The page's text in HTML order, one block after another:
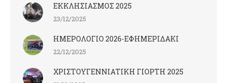
ΕΚΚΛΗΣΙΑΣΜΟΣ 2025
23/12/2025
ΗΜΕΡΟΛΟΓΙΟ 2026-ΕΦΗΜΕΡΙΔΑΚΙ
22/12/2025
ΧΡΙΣΤΟΥΓΕΝΝΙΑΤΙΚΗ ΓΙΟΡΤΗ 2025